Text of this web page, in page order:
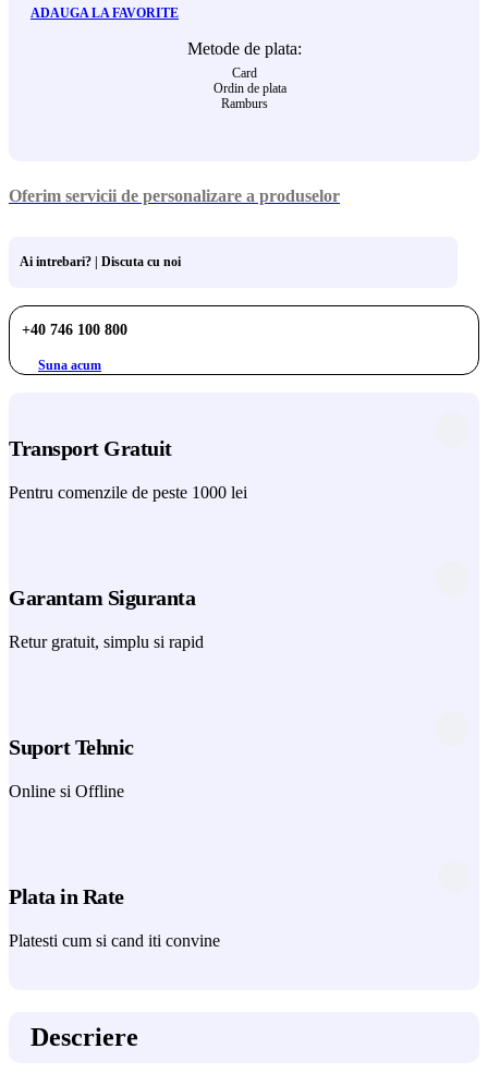
ADAUGA LA FAVORITE
Metode de plata:
Card
Ordin de plata
Ramburs
Oferim servicii de personalizare a produselor
Ai intrebari? | Discuta cu noi
+40 746 100 800
Suna acum
Transport Gratuit
Pentru comenzile de peste 1000 lei
Garantam Siguranta
Retur gratuit, simplu si rapid
Suport Tehnic
Online si Offline
Plata in Rate
Platesti cum si cand iti convine
Descriere